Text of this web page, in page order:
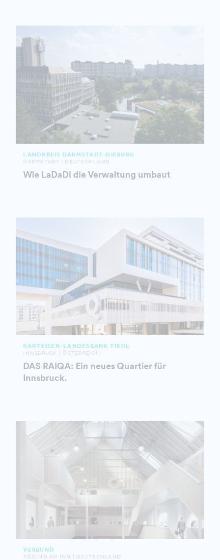
LANDKREIS DARMSTADT-DIEBURG
DARMSTADT | DEUTSCHLAND
Wie LaDaDi die Verwaltung umbaut
RAIFFEISEN-LANDESBANK TIROL
INNSBRUCK | ÖSTERREICH
DAS RAIQA: Ein neues Quartier für
Innsbruck.
VERBUND
TÖGING AM INN | DEUTSCHLAND